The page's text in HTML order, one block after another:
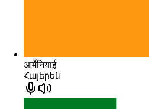
आर्मेनियाई
Հայերեն